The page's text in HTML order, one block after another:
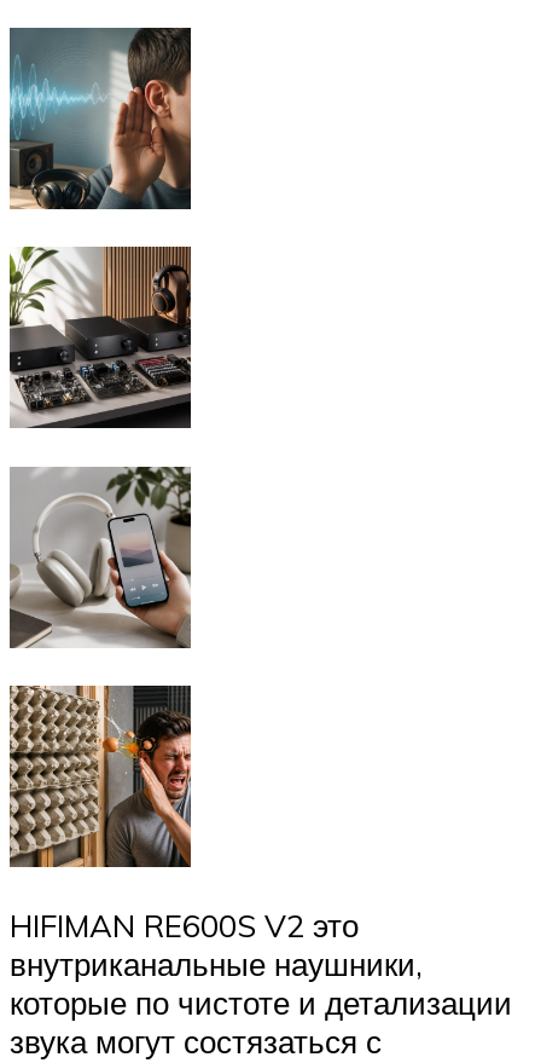
HIFIMAN RE600S V2 это
внутриканальные наушники,
которые по чистоте и детализации
звука могут состязаться с